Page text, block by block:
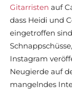
Gitarristen auf
dass Heidi und
eingetroffen
Instagram
Neugierde auf
mangelndes